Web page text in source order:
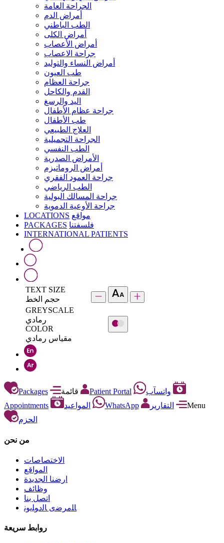
الجراحة العامة
أمراض الدم
الطب الباطني
أمراض الكلى
أمراض الأعصاب
جراحة الاعصاب
أمراض النساء والتوليد
طب العيون
جراحة العظام
القدم والكاحل
اليد والرسغ
جراحة عظام الأطفال
طب الأطفال
العلاج الطبيعي
الجراحة التجميلية
الطب النفسي
الأمراض الصدرية
أمراض الروماتيزم
جراحة العمود الفقري
الطب الرياضي
جراحة المسالك البولية
جراحة الأوعية الدموية
LOCATIONS مواقع
PACKAGES فلسفتنا
INTERNATIONAL PATIENTS
TEXT SIZE
حجم الخط
GREYSCALE
رمادي
COLOR
مقياس رمادي
Packages Patient Portal
واتسآب
Appointments
المواعيد WhatsApp التقارير
Menu
الحزم
من نحن
الاختصاصات
المواقع
ارضنا الجديدة
وظائف
اتصل بنا
ﺎﻠﻣﺮﺿﻯ ﺎﻟﺩﻮﻠﻳﻮﻧ
روابط سريعة